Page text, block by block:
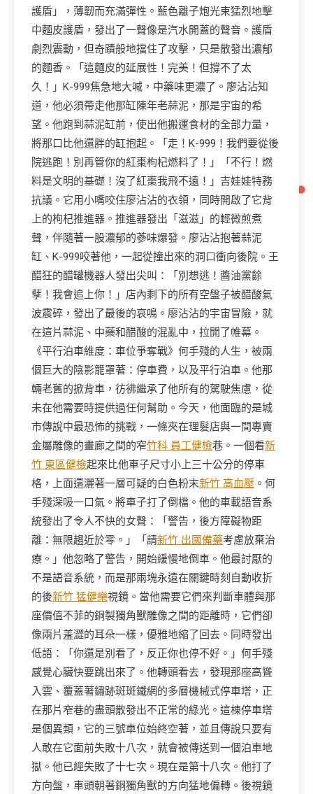
護盾」，薄韌而充滿彈性。藍色離子炮光束猛烈地擊
中麵皮護盾，發出了一聲像是汽水開蓋的聲音。護盾
劇烈震動，但奇蹟般地擋住了攻擊，只是散發出濃郁
的麵香。「這麵皮的延展性！完美！但撐不了太
久！」K-999焦急地大喊，中藥味更濃了。廖沾沾知
道，他必須帶走他那缸陳年老蒜泥，那是宇宙的希
望。他跑到蒜泥缸前，使出他搬運食材的全部力量，
將那口比他還胖的缸抱起。「走！K-999！我們要從後
院逃跑！別再管你的紅棗枸杞燃料了！」「不行！燃
料是文明的基礎！沒了紅棗我飛不遠！」吉娃娃特務
抗議。它用小嘴咬住廖沾沾的衣領，同時開啟了它背
上的枸杞推進器。推進器發出「滋滋」的輕微煎煮
聲，伴隨著一股濃郁的蔘味爆發。廖沾沾抱著蒜泥
缸、K-999咬著他，一起從撞出來的洞口衝向後院。王
醋狂的醋罐機器人發出尖叫：「別想逃！醬油黨餘
孽！我會追上你！」店內剩下的所有空盤子被醋酸氣
波震碎，發出了最後的哀鳴。廖沾沾的宇宙冒險，就
在這片蒜泥、中藥和醋酸的混亂中，拉開了帷幕。
《平行泊車維度：車位爭奪戰》何手殘的人生，被兩
個巨大的陰影籠罩著：停車費，以及平行泊車。他那
輛老舊的掀背車，彷彿繼承了他所有的駕駛焦慮，從
未在他需要時提供過任何幫助。今天，他面臨的是城
市傳說中最恐怖的挑戰，一條夾在理髮店與一間專賣
金屬雕像的畫廊之間的窄竹科 員工健檢巷。一個看新
竹 東區健檢起來比他車子尺寸小上三十公分的停車
格，上面還灑著一層可疑的白色粉末新竹 高血壓 。何
手殘深吸一口氣。將車子打了倒檔。他的車載語音系
統發出了令人不快的女聲：「警告，後方障礙物距
離：無限趨近於零。」「請新竹 出國備藥考慮放棄治
療。」他忽略了警告，開始緩慢地倒車。他最討厭的
不是語音系統，而是那兩塊永遠在關鍵時刻自動收折
的後新竹 猛健樂視鏡。當他需要它們來判斷車體與那
座價值不菲的銅製獨角獸雕像之間的距離時，它們卻
像兩片羞澀的耳朵一樣，優雅地縮了回去。同時發出
低語：「你還是別看了，反正你也停不好。」何手殘
感覺心臟快要跳出來了。他轉頭看去，發現那座高聳
入雲、覆蓋著鏽跡斑斑鐵網的多層機械式停車塔，正
在那片窄巷的盡頭散發出不正常的綠光。這棟停車塔
是個異類，它的三號車位始終空著，並且傳說只要有
人敢在它面前失敗十八次，就會被傳送到一個泊車地
獄。他已經失敗了十七次。現在是第十八次。他打了
方向盤，車頭朝著銅獨角獸的方向猛地偏轉。後視鏡